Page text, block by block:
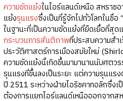
ความขัดแย้งในไอร์แลนด์เหนือ สหรา
แย้งรุนแรงซึ่งเป็นที่รู้จักไปทั่วโลกในชื่อ “
ในฐานะที่เป็นความขัดแย้งที่ยืดเยื้อที่สุ
กระบวนการสันติภาพที่ประสบความสำ
ประวัติศาสตร์การเมืองสมัยใหม่
ความขัดแย้งนี้เกิดขึ้นมามานานนับศต
รุนแรงที่ขึ้นลงเป็นระยะ แต่ความรุนแร
ปี 2511 ระหว่างฝ่ายไอริชคาทอลิกซึ่ง
ต้องการแยกไอร์แลนด์เหนือออกจากส